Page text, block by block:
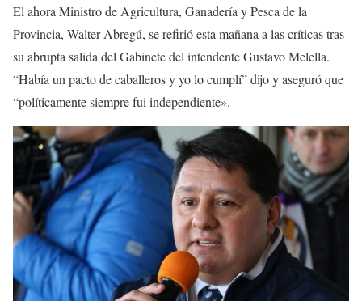
El ahora Ministro de Agricultura, Ganadería y Pesca de la
Provincia, Walter Abregú, se refirió esta mañana a las críticas tras
su abrupta salida del Gabinete del intendente Gustavo Melella.
“Había un pacto de caballeros y yo lo cumplí” dijo y aseguró que
“políticamente siempre fui independiente».